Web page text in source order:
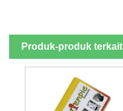
Produk-produk terkait